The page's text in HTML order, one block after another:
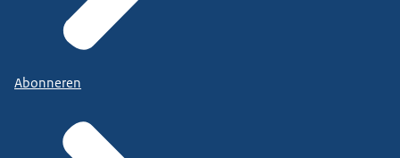
Abonneren